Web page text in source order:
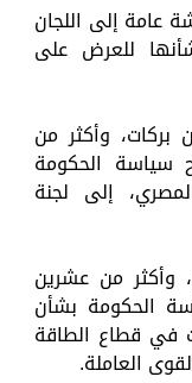
3 طلبات مناقشة عامة إلى اللجان
للعرض على
بركات، وأكثر من
سياسة الحكومة
إلى لجنة
وأكثر من عشرين
الحكومة بشأن
في قطاع الطاقة
العاملة.